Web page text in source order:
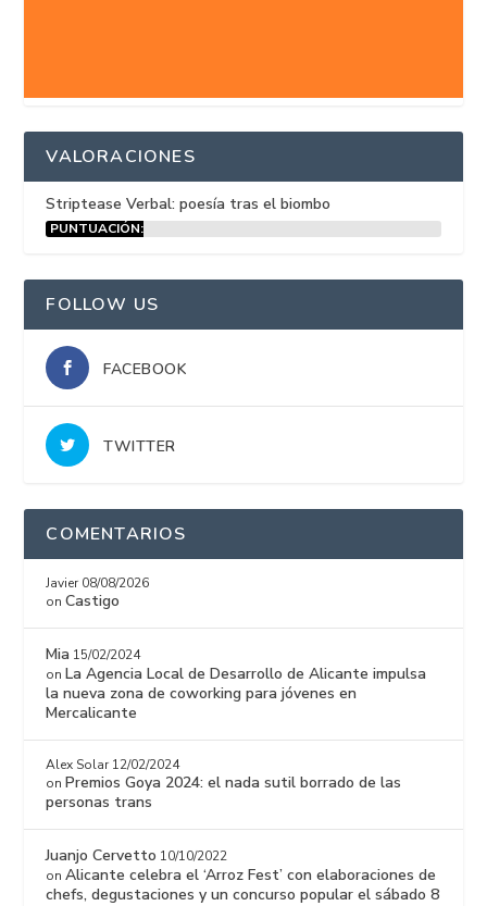
VALORACIONES
Striptease Verbal: poesía tras el biombo
PUNTUACIÓN:
FOLLOW US
FACEBOOK
TWITTER
COMENTARIOS
Javier 08/08/2026
onCastigo
Mia 15/02/2024
on La Agencia Local de Desarrollo de Alicante impulsa
la nueva zona de coworking para jóvenes en
Mercalicante
Alex Solar 12/02/2024
on Premios Goya 2024: el nada sutil borrado de las
personas trans
Juanjo Cervetto 10/10/2022
onAlicante celebra el ‘Arroz Fest’ con elaboraciones de
chefs, degustaciones y un concurso popular el sábado 8